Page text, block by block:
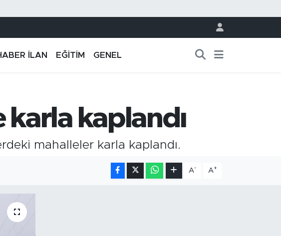
İLAN EĞİTİM GENEL
karla kaplandı
mahalleler karla kaplandı.
A- A+